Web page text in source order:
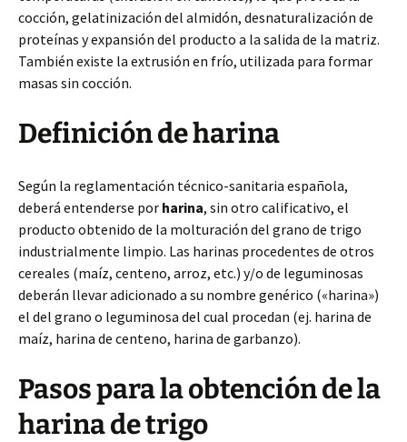
cocción, gelatinización del almidón, desnaturalización de
proteínas y expansión del producto a la salida de la matriz.
También existe la extrusión en frío, utilizada para formar
masas sin cocción.
Definición de harina
Según la reglamentación técnico-sanitaria española,
deberá entenderse por harina, sin otro calificativo, el
producto obtenido de la molturación del grano de trigo
industrialmente limpio. Las harinas procedentes de otros
cereales (maíz, centeno, arroz, etc.) y/o de leguminosas
deberán llevar adicionado a su nombre genérico («harina»)
el del grano o leguminosa del cual procedan (ej. harina de
maíz, harina de centeno, harina de garbanzo).
Pasos para la obtención de la
harina de trigo